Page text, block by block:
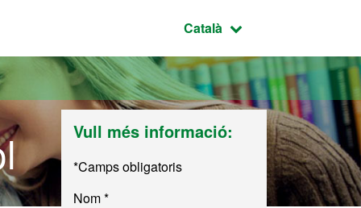
Idioma seleccionat:
Català
Vull més informació:
*Camps obligatoris
Nom *